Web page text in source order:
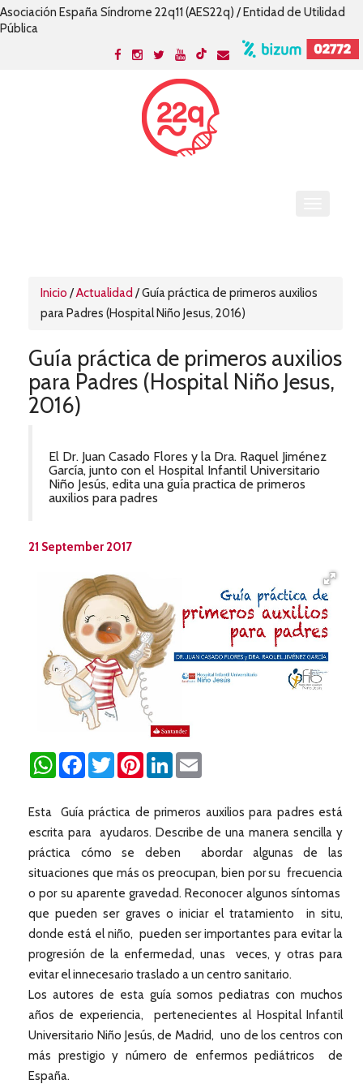
Asociación España Síndrome 22q11 (AES22q) / Entidad de Utilidad
Pública
Inicio /Actualidad /Guía práctica de primeros auxilios
para Padres (Hospital Niño Jesus, 2016)
Guía práctica de primeros auxilios
para Padres (Hospital Niño Jesus,
2016)
El Dr. Juan Casado Flores y la Dra. Raquel Jiménez
García, junto con el Hospital Infantil Universitario
Niño Jesús, edita una guía practica de primeros
auxilios para padres
21 September 2017
WhatsAppFacebookTwitterPinterestLinkedIn
Esta Guía práctica de primeros auxilios para padres está
escrita para ayudaros. Describe de una manera sencilla y
práctica cómo se deben abordar algunas de las
situaciones que más os preocupan, bien por su frecuencia
o por su aparente gravedad. Reconocer algunos síntomas
que pueden ser graves o iniciar el tratamiento in situ,
donde está el niño, pueden ser importantes para evitar la
progresión de la enfermedad, unas veces, y otras para
evitar el innecesario traslado a un centro sanitario.
Los autores de esta guía somos pediatras con muchos
años de experiencia, pertenecientes al Hospital Infantil
Universitario Niño Jesús, de Madrid, uno de los centros con
más prestigio y número de enfermos pediátricos de
España.